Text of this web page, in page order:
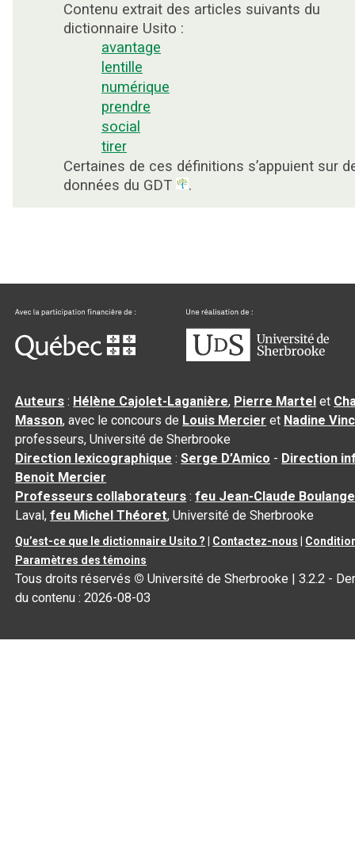
Contenu extrait des articles suivants du
dictionnaire Usito :
avantage
lentille
numérique
prendre
social
tirer
Certaines de ces définitions s’appuient sur
données du GDT
.
Auteurs : Hélène Cajolet-Laganière, Pierre Martel et
Masson, avec le concours de Louis Mercier et Nadine
professeurs, Université de Sherbrooke
Direction lexicographique :Serge D’Amico - Direction
Benoit Mercier
Professeurs collaborateurs :feu Jean-Claude
Laval,feu Michel Théoret, Université de Sherbrooke
Qu’est-ce que le dictionnaire Usito ? Contactez-nous
Paramètres des témoins
Tous droits réservés © Université de Sherbrooke |3.2.2 -
du contenu :2026-08-03